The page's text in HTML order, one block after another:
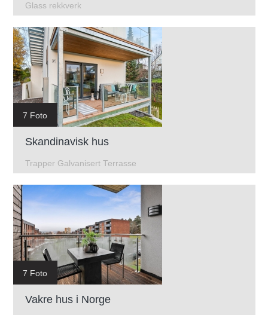
Glass rekkverk
7 Foto
Skandinavisk hus
Trapper Galvanisert Terrasse
7 Foto
Vakre hus i Norge